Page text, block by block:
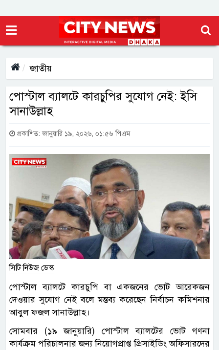
জাতীয়
পোস্টাল ব্যালটে কারচুপির সুযোগ নেই: ইসি
সানাউল্লাহ
প্রকাশিত: জানুয়ারি ১৯, ২০২৬, ০১:৫৬ পিএম
সিটি নিউজ ডেস্ক
পোস্টাল ব্যালটে কারচুপি বা একজনের ভোট আরেকজন
দেওয়ার সুযোগ নেই বলে মন্তব্য করেছেন নির্বাচন কমিশনার
আবুল ফজল সানাউল্লাহ।
সোমবার (১৯ জানুয়ারি) পোস্টাল ব্যালটের ভোট গণনা
কার্যক্রম পরিচালনার জন্য নিয়োগপ্রাপ্ত প্রিসাইডিং অফিসারদের